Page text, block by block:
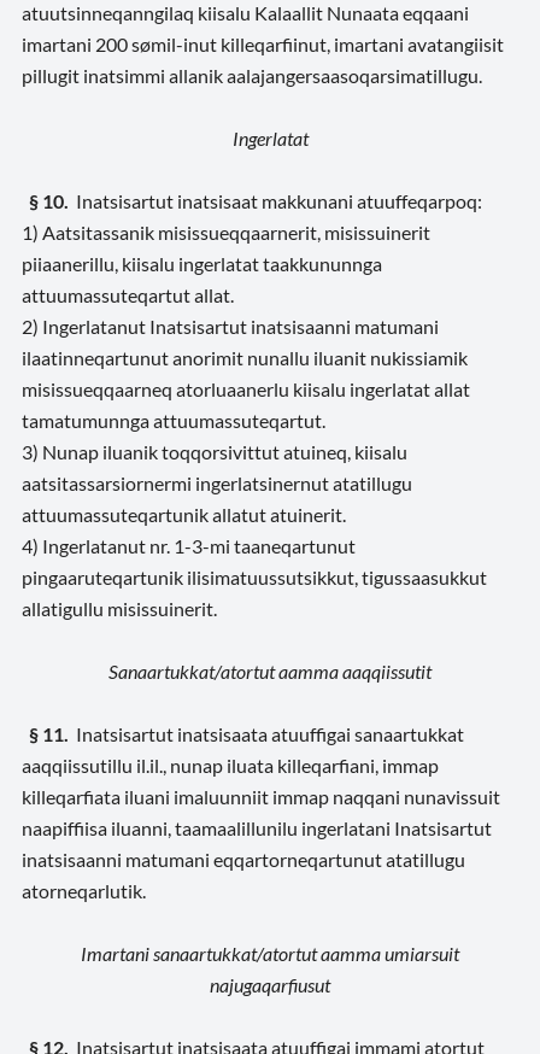
atuutsinneqanngilaq kiisalu Kalaallit Nunaata eqqaani
imartani 200 sømil-inut killeqarfiinut, imartani avatangiisit
pillugit inatsimmi allanik aalajangersaasoqarsimatillugu.
Ingerlatat
§ 10. Inatsisartut inatsisaat makkunani atuuffeqarpoq:
1) Aatsitassanik misissueqqaarnerit, misissuinerit
piiaanerillu, kiisalu ingerlatat taakkununnga
attuumassuteqartut allat.
2) Ingerlatanut Inatsisartut inatsisaanni matumani
ilaatinneqartunut anorimit nunallu iluanit nukissiamik
misissueqqaarneq atorluaanerlu kiisalu ingerlatat allat
tamatumunnga attuumassuteqartut.
3) Nunap iluanik toqqorsivittut atuineq, kiisalu
aatsitassarsiornermi ingerlatsinernut atatillugu
attuumassuteqartunik allatut atuinerit.
4) Ingerlatanut nr. 1-3-mi taaneqartunut
pingaaruteqartunik ilisimatuussutsikkut, tigussaasukkut
allatigullu misissuinerit.
Sanaartukkat/atortut aamma aaqqiissutit
§ 11.
Inatsisartut inatsisaata atuuffigai sanaartukkat
aaqqiissutillu il.il., nunap iluata killeqarfiani, immap
killeqarfiata iluani imaluunniit immap naqqani nunavissuit
naapiffiisa iluanni, taamaalillunilu ingerlatani Inatsisartut
inatsisaanni matumani eqqartorneqartunut atatillugu
atorneqarlutik.
Imartani sanaartukkat/atortut aamma umiarsuit
najugaqarfiusut
§ 12. Inatsisartut inatsisaata atuuffigai immami atortut